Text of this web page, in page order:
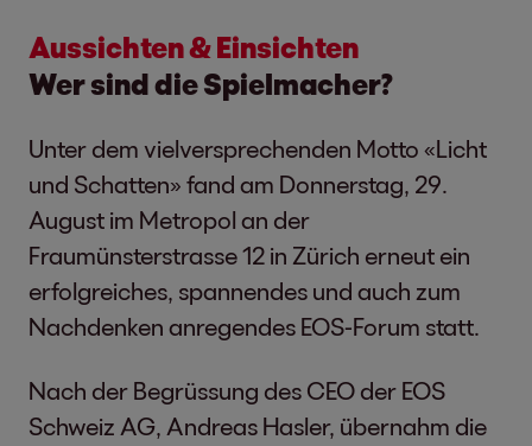
Aussichten & Einsichten
Wer sind die Spielmacher?
Unter dem vielversprechenden Motto «Licht
und Schatten» fand am Donnerstag, 29.
August im Metropol an der
Fraumünsterstrasse 12 in Zürich erneut ein
erfolgreiches, spannendes und auch zum
Nachdenken anregendes EOS-Forum statt.
Nach der Begrüssung des CEO der EOS
Schweiz AG, Andreas Hasler, übernahm die